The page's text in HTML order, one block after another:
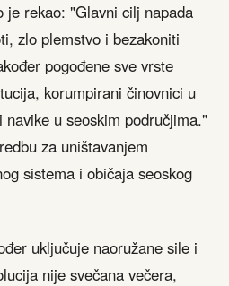
je rekao: "Glavni cilj napada
zlo plemstvo i bezakoniti
pogođene sve vrste
korumpirani činovnici u
u seoskim područjima."
za uništavanjem
sistema i običaja seoskog
uključuje naoružane sile i
nije svečana večera,